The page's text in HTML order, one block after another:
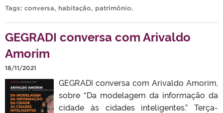
Tags: conversa, habitação, patrimônio.
GEGRADI conversa com Arivaldo
Amorim
18/11/2021
GEGRADI conversa com Arivaldo Amorim,
sobre “Da modelagem da informação da
cidade às cidades inteligentes.” Terça-